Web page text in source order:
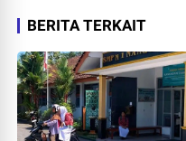
BERITA TERKAIT